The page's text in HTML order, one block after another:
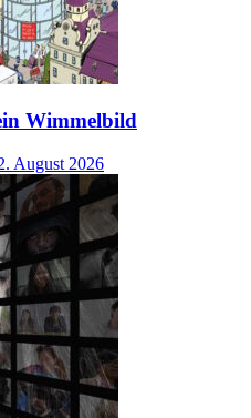
Wimmelbild
August 2026